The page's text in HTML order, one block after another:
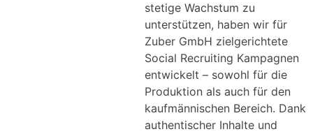
stetige Wachstum zu
unterstützen, haben wir für
Zuber GmbH zielgerichtete
Social Recruiting Kampagnen
entwickelt – sowohl für die
Produktion als auch für den
kaufmännischen Bereich. Dank
authentischer Inhalte und